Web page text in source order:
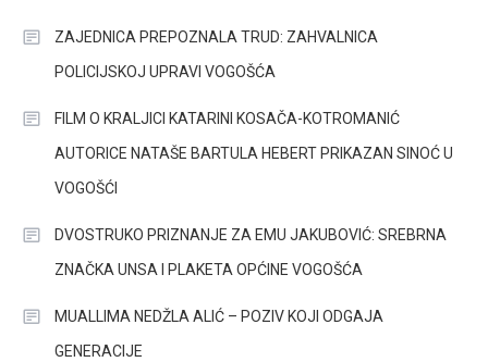
ZAJEDNICA PREPOZNALA TRUD: ZAHVALNICA
POLICIJSKOJ UPRAVI VOGOŠĆA
FILM O KRALJICI KATARINI KOSAČA-KOTROMANIĆ
AUTORICE NATAŠE BARTULA HEBERT PRIKAZAN SINOĆ U
VOGOŠĆI
DVOSTRUKO PRIZNANJE ZA EMU JAKUBOVIĆ: SREBRNA
ZNAČKA UNSA I PLAKETA OPĆINE VOGOŠĆA
MUALLIMA NEDŽLA ALIĆ – POZIV KOJI ODGAJA
GENERACIJE